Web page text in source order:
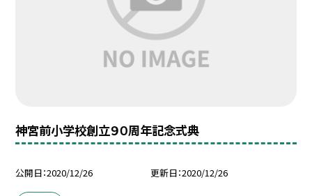
神宮前小学校創立９０周年記念式典
公開日 2020/12/26 更新日 2020/12/26